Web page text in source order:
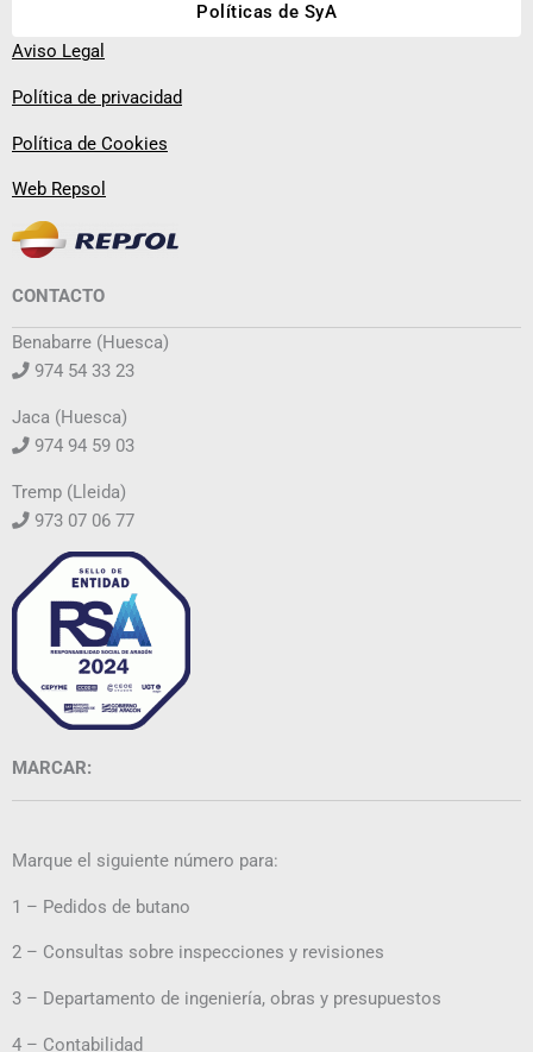
Políticas de SyA
Aviso Legal
Política de privacidad
Política de Cookies
Web Repsol
CONTACTO
Benabarre (Huesca)
974 54 33 23
Jaca (Huesca)
974 94 59 03
Tremp (Lleida)
973 07 06 77
MARCAR:
Marque el siguiente número para:
1 – Pedidos de butano
2 – Consultas sobre inspecciones y revisiones
3 – Departamento de ingeniería, obras y presupuestos
4 – Contabilidad